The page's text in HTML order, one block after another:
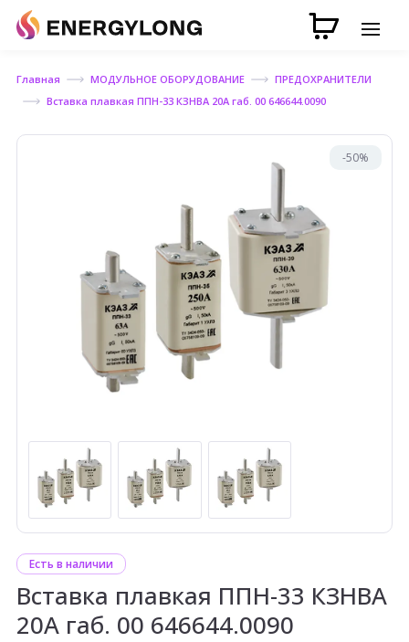
Главная МОДУЛЬНОЕ ОБОРУДОВАНИЕ
ПРЕДОХРАНИТЕЛИ
Вставка плавкая ППН-33 КЗНВА 20А габ. 00 646644.0090
-50%
Есть в наличии
Вставка плавкая ППН-33 КЗНВА
20А габ. 00 646644.0090